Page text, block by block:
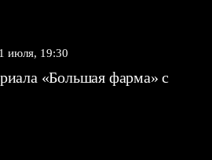
июля, 19:30
«Большая фарма» с